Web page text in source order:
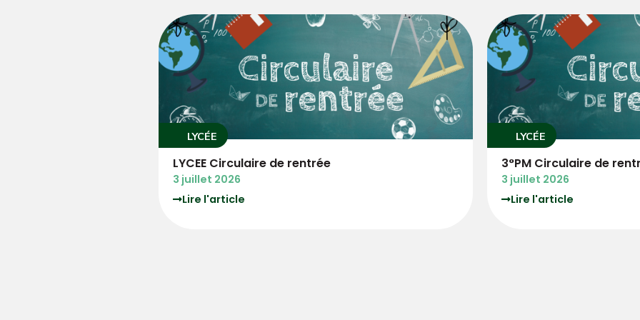
LYCÉE
3°PM Circulaire de rentrée
3 juillet 2026
Lire l'article
COLLÈGE
COLLEGE Circulaire
3 juillet 2026
Lire l'article